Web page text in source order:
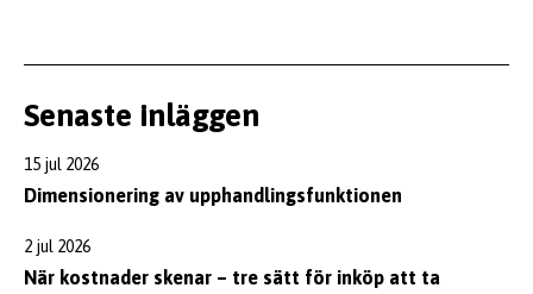
Senaste inläggen
15 jul 2026
Dimensionering av upphandlingsfunktionen
2 jul 2026
När kostnader skenar – tre sätt för inköp att ta